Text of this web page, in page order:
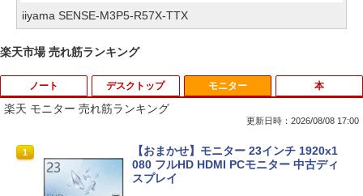
iiyama SENSE-M3P5-R57X-TTX
楽天市場 売れ筋ランキング
ノート
1
中古パソコン | Dell | Latitude 3590 | Wi
ndows11 | ノートPC | 一年保証 | 第8世
代 | Core i5 8250U 1.6(〜最大3.4)GHz |
デスクトップ
1
【★最大100%ポイント】おまかせ 中古
パソコン Windows XP Celeron or Core
2 メモリ 4GB HDD 250GB DVDドライブ
モニター
楽天 モニター 売れ筋ランキング
更新日時：2026/08/08 17:00
1
【おまかせ】モニター 23インチ 1920x1
080 フルHD HDMI PCモニター 中古ディ
スプレイ
本